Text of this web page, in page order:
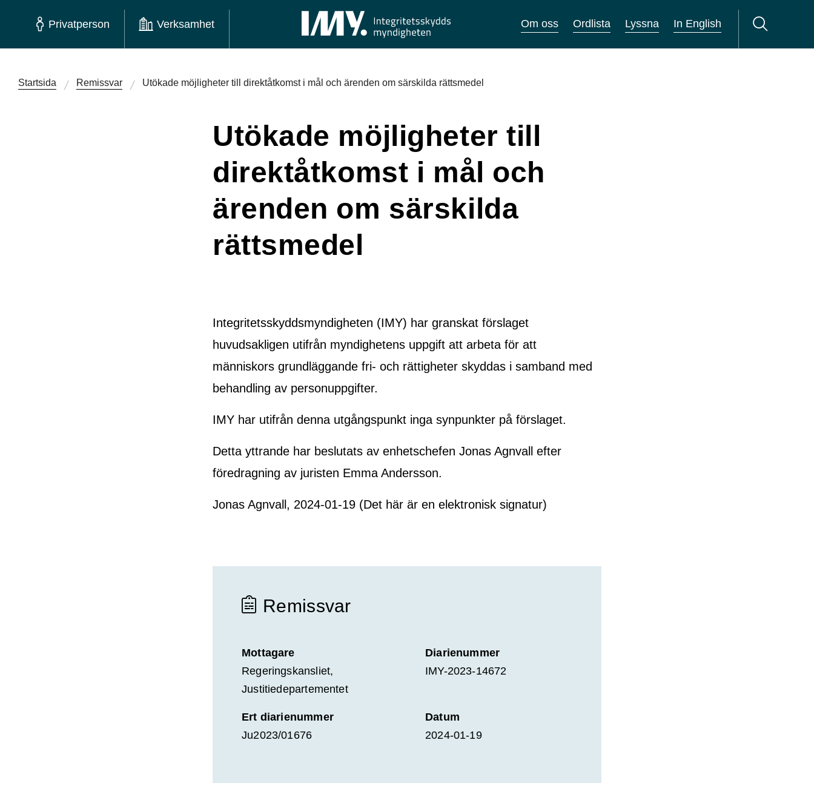
Privatperson Verksamhet Om oss Ordlista Lyssna In English
Startsida Remissvar Utökade möjligheter till direktåtkomst i mål och ärenden om särskilda rättsmedel
Utökade möjligheter till
direktåtkomst i mål och
ärenden om särskilda
rättsmedel
Integritetsskyddsmyndigheten (IMY) har granskat förslaget
huvudsakligen utifrån myndighetens uppgift att arbeta för att
människors grundläggande fri- och rättigheter skyddas i samband med
behandling av personuppgifter.
IMY har utifrån denna utgångspunkt inga synpunkter på förslaget.
Detta yttrande har beslutats av enhetschefen Jonas Agnvall efter
föredragning av juristen Emma Andersson.
Jonas Agnvall, 2024-01-19 (Det här är en elektronisk signatur)
Remissvar
Mottagare
Regeringskansliet,
Justitiedepartementet
Diarienummer
IMY-2023-14672
Ert diarienummer
Ju2023/01676
Datum
2024-01-19